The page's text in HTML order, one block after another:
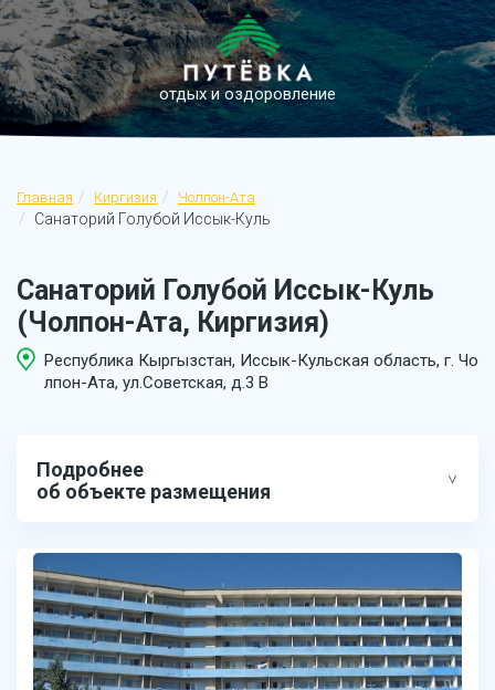
отдых и оздоровление
Главная Киргизия Чолпон-Ата
Санаторий Голубой Иссык-Куль
Санаторий Голубой Иссык-Куль
(Чолпон-Ата, Киргизия)
Республика Кыргызстан, Иссык-Кульская область, г. Чо
лпон-Ата, ул.Советская, д.3 В
Подробнее
об объекте размещения